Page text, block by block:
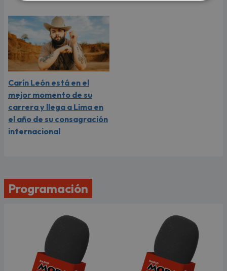
Carín León está en el
mejor momento de su
carrera y llega a Lima en
el año de su consagración
internacional
Programación